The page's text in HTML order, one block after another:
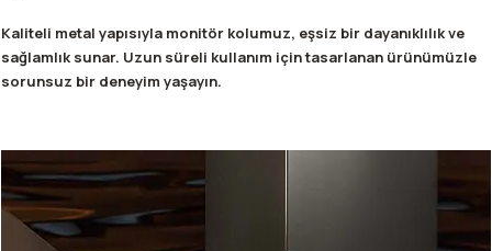
Kaliteli metal yapısıyla monitör kolumuz, eşsiz bir dayanıklılık ve
sağlamlık sunar. Uzun süreli kullanım için tasarlanan ürünümüzle
sorunsuz bir deneyim yaşayın.